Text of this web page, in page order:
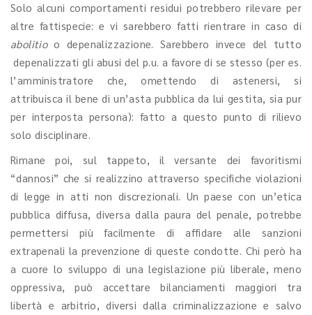
Solo alcuni comportamenti residui potrebbero rilevare per
altre fattispecie: e vi sarebbero fatti rientrare in caso di
abolitioo depenalizzazione. Sarebbero invece del tutto
depenalizzati gli abusi del p.u. a favore di se stesso (per es.
l’amministratore che, omettendo di astenersi, si
attribuisca il bene di un’asta pubblica da lui gestita, sia pur
per interposta persona): fatto a questo punto di rilievo
solo disciplinare.
Rimane poi, sul tappeto, il versante dei favoritismi
“dannosi” che si realizzino attraverso specifiche violazioni
di legge in atti non discrezionali. Un paese con un’etica
pubblica diffusa, diversa dalla paura del penale, potrebbe
permettersi più facilmente di affidare alle sanzioni
extrapenali la prevenzione di queste condotte. Chi però ha
a cuore lo sviluppo di una legislazione più liberale, meno
oppressiva, può accettare bilanciamenti maggiori tra
libertà e arbitrio, diversi dalla criminalizzazione e salvo